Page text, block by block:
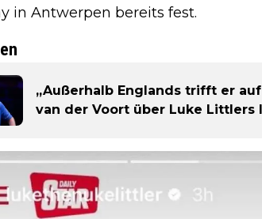
in Antwerpen bereits fest.
„Außerhalb Englands trifft er
van der Voort über Luke Littlers